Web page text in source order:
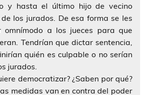
y hasta el último hijo de vecino
los jurados. De esa forma se les
omnímodo a los jueces para que
Tendrían que dictar sentencia,
quién es culpable o no serían
jurados.
democratizar? ¿Saben por qué?
medidas van en contra del poder